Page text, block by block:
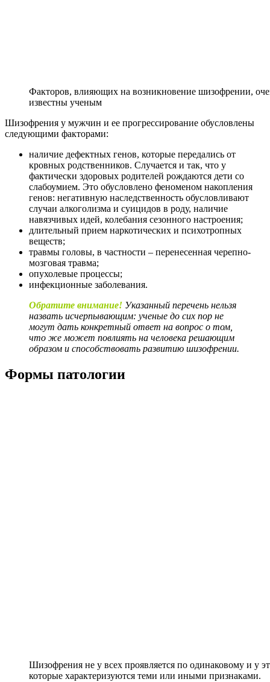
Факторов, влияющих на возникновение шизофрении,
известны ученым
Шизофрения у мужчин и ее прогрессирование обусловлены
следующими факторами:
наличие дефектных генов, которые передались от
кровных родственников. Случается и так, что у
фактически здоровых родителей рождаются дети со
слабоумием. Это обусловлено феноменом накопления
генов: негативную наследственность обусловливают
случаи алкоголизма и суицидов в роду, наличие
навязчивых идей, колебания сезонного настроения;
длительный прием наркотических и психотропных
веществ;
травмы головы, в частности – перенесенная черепно-
мозговая травма;
опухолевые процессы;
инфекционные заболевания.
Обратите внимание! Указанный перечень нельзя
назвать исчерпывающим: ученые до сих пор не
могут дать конкретный ответ на вопрос о том,
что же может повлиять на человека решающим
образом и способствовать развитию шизофрении.
Формы патологии
Шизофрения не у всех проявляется по одинаковому и у
которые характеризуются теми или иными признаками.